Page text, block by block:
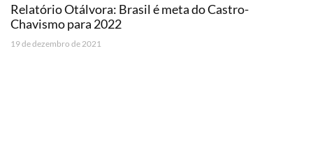
Relatório Otálvora: Brasil é meta do Castro-
Chavismo para 2022
19 de dezembro de 2021